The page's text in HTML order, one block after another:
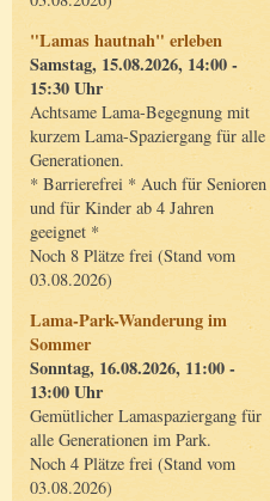
"Lamas hautnah" erleben
Samstag, 15.08.2026, 14:00 -
15:30 Uhr
Achtsame Lama-Begegnung mit
kurzem Lama-Spaziergang für alle
Generationen.
* Barrierefrei * Auch für Senioren
und für Kinder ab 4 Jahren
geeignet *
Noch 8 Plätze frei (Stand vom
03.08.2026)
Lama-Park-Wanderung im
Sommer
Sonntag, 16.08.2026, 11:00 -
13:00 Uhr
Gemütlicher Lamaspaziergang für
alle Generationen im Park.
Noch 4 Plätze frei (Stand vom
03.08.2026)